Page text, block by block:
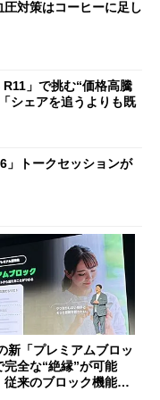
対策はコーヒーに足し
」で挑む“価格高騰
シェアを追うよりも既
」トークセッションが
新「プレミアムブロッ
完全な“絶縁”が可能
来のブロック機能と